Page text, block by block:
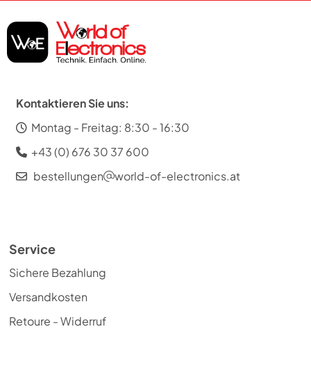
Kontaktieren Sie uns:
Montag - Freitag: 8:30 - 16:30
+43 (0) 676 30 37 600
bestellungen
world-of-electronics.at
Service
Sichere Bezahlung
Versandkosten
Retoure - Widerruf